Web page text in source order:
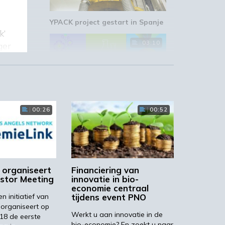
YPACK project gestart in Spanje
03:10
‘Grote groeikansen Europese
markt voor biobased producten’
02:10
vraagstimulering voor biobased
producten
00:26
organiseert
Meeting
initiatief van
op
de eerste
00:52
Financiering van
innovatie in bio-
economie centraal
tijdens event PNO
Werkt u aan innovatie in de